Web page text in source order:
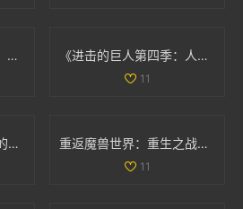
街头篮球高手技惊四座，轻松撕扯对手防线让人叹服 《进击的巨人第四季：人类与巨人最终决战的史诗篇章》
11
深入探讨17.c.nom背后的意义与应用实例 重返魔兽世界：重生之战斗的奇幻征程与挑战
11